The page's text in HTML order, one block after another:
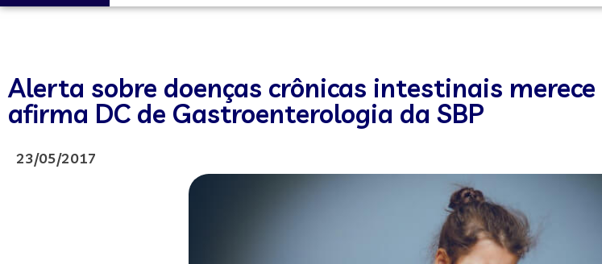
Alerta sobre doenças crônicas intestinais
afirma DC de Gastroenterologia da SBP
23/05/2017